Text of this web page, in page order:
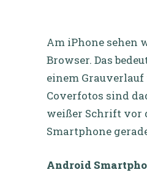
Am iPhone sehen
Browser. Das
einem
Coverfotos sind
weißer Schrift vor
Smartphone
Android